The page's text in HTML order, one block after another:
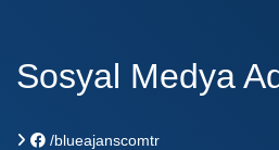
Sosyal Medya
/blueajanscomtr